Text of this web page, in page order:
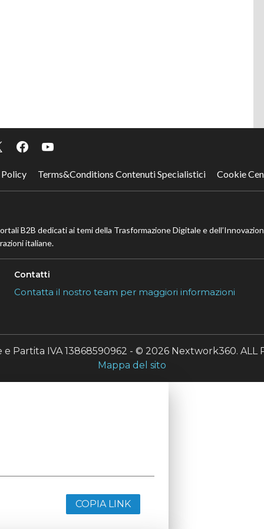
Terms&Conditions Contenuti Specialistici Cookie
B2B dedicati ai temi della Trasformazione Digitale e
italiane.
Contatti
Contatta il nostro team per maggiori informazioni
Partita IVA 13868590962 - © 2026 Nextwork360. ALL
Mappa del sito
COPIA LINK